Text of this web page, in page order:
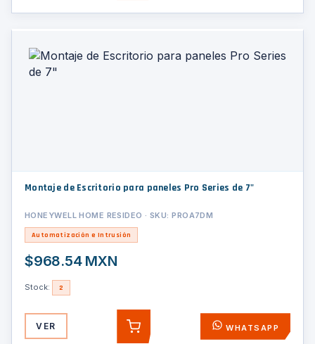
Montaje de Escritorio para paneles Pro Series de 7"
HONEYWELL HOME RESIDEO · SKU: PROA7DM
Automatización e Intrusión
$968.54 MXN
Stock: 2
VER AGREGAR WHATSAPP